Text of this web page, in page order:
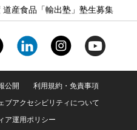
道産食品「輸出塾」塾生募集
公開
利用規約・免責事項
ブアクセシビリティについて
ア運用ポリシー